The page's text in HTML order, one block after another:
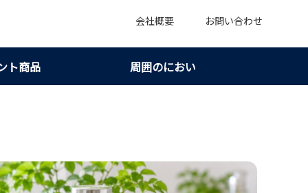
会社概要 お問い合わせ
ト商品 周囲のにおい
整えればにおいは軽くしやすい！